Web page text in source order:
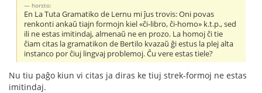
horsto:
En La Tuta Gramatiko de Lernu mi ĵus trovis: Oni povas
renkonti ankaŭ tiajn formojn kiel «ĉi-libro, ĉi-homo» k.t.p., sed
ili ne estas imitindaj, almenaŭ ne en prozo. La homoj ĉi tie
ĉiam citas la gramatikon de Bertilo kvazaŭ ĝi estus la plej alta
instanco por ĉiuj lingvaj problemoj. Ĉu vere estas tiele?
Nu tiu paĝo kiun vi citas ja diras ke tiuj strek-formoj ne estas
imitindaj.